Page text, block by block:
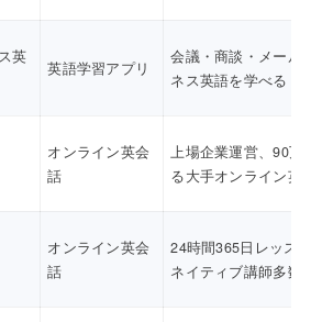
英
英語学習アプリ
会議・商談・メール
ネス英語を学べる
オンライン英会
話
上場企業運営、90万
る大手オンライン英
オンライン英会
話
24時間365日レッス
ネイティブ講師多数